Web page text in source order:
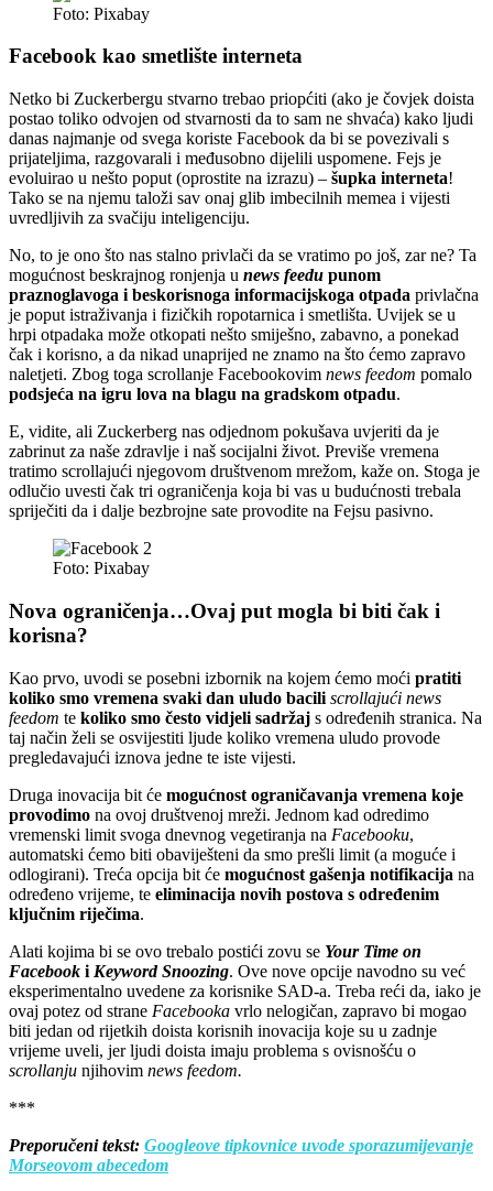
Foto: Pixabay
Facebook kao smetlište interneta
Netko bi Zuckerbergu stvarno trebao priopćiti (ako je čovjek doista
postao toliko odvojen od stvarnosti da to sam ne shvaća) kako ljudi
danas najmanje od svega koriste Facebook da bi se povezivali s
prijateljima, razgovarali i međusobno dijelili uspomene. Fejs je
evoluirao u nešto poput (oprostite na izrazu) – šupka interneta!
Tako se na njemu taloži sav onaj glib imbecilnih memea i vijesti
uvredljivih za svačiju inteligenciju.
No, to je ono što nas stalno privlači da se vratimo po još, zar ne? Ta
mogućnost beskrajnog ronjenja u news feedu punom
praznoglavoga i beskorisnoga informacijskoga otpada privlačna
je poput istraživanja i fizičkih ropotarnica i smetlišta. Uvijek se u
hrpi otpadaka može otkopati nešto smiješno, zabavno, a ponekad
čak i korisno, a da nikad unaprijed ne znamo na što ćemo zapravo
naletjeti. Zbog toga scrollanje Facebookovim news feedom pomalo
podsjeća na igru lova na blagu na gradskom otpadu.
E, vidite, ali Zuckerberg nas odjednom pokušava uvjeriti da je
zabrinut za naše zdravlje i naš socijalni život. Previše vremena
tratimo scrollajući njegovom društvenom mrežom, kaže on. Stoga je
odlučio uvesti čak tri ograničenja koja bi vas u budućnosti trebala
spriječiti da i dalje bezbrojne sate provodite na Fejsu pasivno.
Foto: Pixabay
Nova ograničenja…Ovaj put mogla bi biti čak i
korisna?
Kao prvo, uvodi se posebni izbornik na kojem ćemo moći pratiti
koliko smo vremena svaki dan uludo bacili scrollajući news
feedom te koliko smo često vidjeli sadržaj s određenih stranica. Na
taj način želi se osvijestiti ljude koliko vremena uludo provode
pregledavajući iznova jedne te iste vijesti.
Druga inovacija bit će mogućnost ograničavanja vremena koje
provodimo na ovoj društvenoj mreži. Jednom kad odredimo
vremenski limit svoga dnevnog vegetiranja na Facebooku,
automatski ćemo biti obaviješteni da smo prešli limit (a moguće i
odlogirani). Treća opcija bit će mogućnost gašenja notifikacija na
određeno vrijeme, te eliminacija novih postova s određenim
ključnim riječima.
Alati kojima bi se ovo trebalo postići zovu se Your Time on
Facebook i Keyword Snoozing. Ove nove opcije navodno su već
eksperimentalno uvedene za korisnike SAD-a. Treba reći da, iako je
ovaj potez od strane Facebooka vrlo nelogičan, zapravo bi mogao
biti jedan od rijetkih doista korisnih inovacija koje su u zadnje
vrijeme uveli, jer ljudi doista imaju problema s ovisnošću o
scrollanju njihovim news feedom.
***
Preporučeni tekst: Googleove tipkovnice uvode sporazumijevanje
Morseovom abecedom